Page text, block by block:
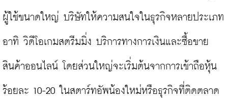
ผู้ใช้ขนาดใหญ่ บริษัทให้ความสนใจในธุรกิจหลายประเภท
อาทิ วิดีโอเกมสตรีมมิ่ง บริการทางการเงินและซื้อขาย
สินค้าออนไลน์ โดยส่วนใหญ่จะเริ่มต้นจากการเข้าถือหุ้น
ร้อยละ 10-20 ในสตาร์ทอัพน้องใหม่หรือธุรกิจที่ติดตลาด